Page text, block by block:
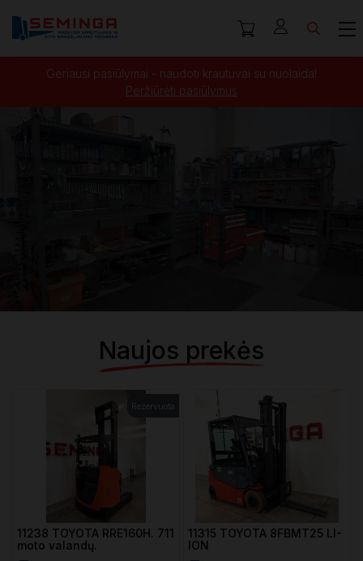
Geriausi pasiūlymai - naudoti krautuvai su nuolaida!
Peržiūrėti pasiūlymus
Naujos prekės
Rezervuota
11238 TOYOTA RRE160H. 711
moto valandų.
11315 TOYOTA 8FBMT25 LI-
ION